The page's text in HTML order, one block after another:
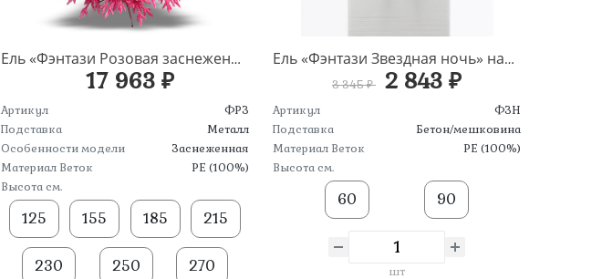
Ель «Фэнтази Розовая заснеженная» напольная
17 963 ₽
Артикул
ФРЗ
Подставка
Металл
Особенности модели
Заснеженная
Материал Веток
PE (100%)
Высота см.
125 155 185 215
230 250 270
Ель «Фэнтази Звездная ночь» настольная
3 345 ₽ 2 843 ₽
Артикул
ФЗН
Подставка
Бетон/мешковина
Материал Веток
PE (100%)
Высота см.
60 90
шт